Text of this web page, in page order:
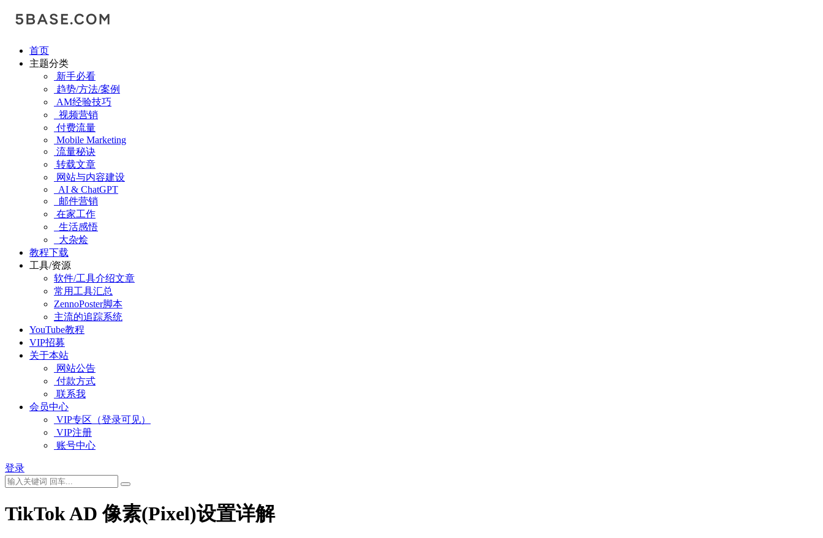
首页
主题分类
新手必看
趋势/方法/案例
AM经验技巧
视频营销
付费流量
Mobile Marketing
流量秘诀
转载文章
网站与内容建设
AI & ChatGPT
邮件营销
在家工作
生活感悟
大杂烩
教程下载
工具/资源
软件/工具介绍文章
常用工具汇总
ZennoPoster脚本
主流的追踪系统
YouTube教程
VIP招募
关于本站
网站公告
付款方式
联系我
会员中心
VIP专区（登录可见）
VIP注册
账号中心
登录
TikTok AD 像素(Pixel)设置详解